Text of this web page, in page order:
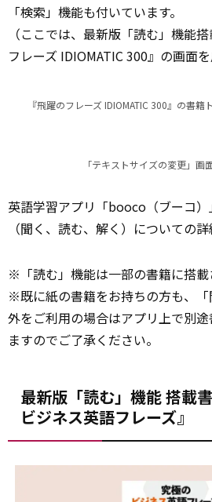
「検索」機能も付いています。
（ここでは、最新版「読む」機能
フレーズ IDIOMATIC 300』の画面
『飛躍のフレーズ IDIOMATIC 300』の書
「テキストサイズの変更」画
英語学習アプリ「booco（ブーコ
（聞く、読む、解く）についての
※「読む」機能は一部の書籍に搭載
※既に紙の書籍をお持ちの方も、
外をご利用の場合はアプリ上で別
ますのでご了承ください。
最新版「読む」機能 搭載
ビジネス英語フレーズ』